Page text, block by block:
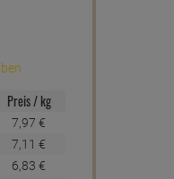
Preis / kg
7,97 €
7,11 €
6,83 €